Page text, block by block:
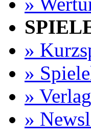
»
»
»
»